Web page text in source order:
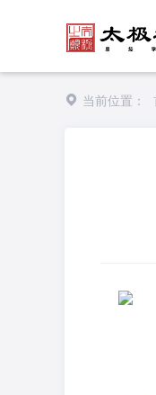
当前位置：